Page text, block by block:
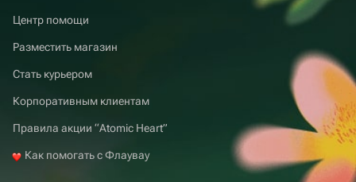
Центр помощи
Разместить магазин
Стать курьером
Корпоративным клиентам
Правила акции “Atomic Heart”
Как помогать с Флаувау